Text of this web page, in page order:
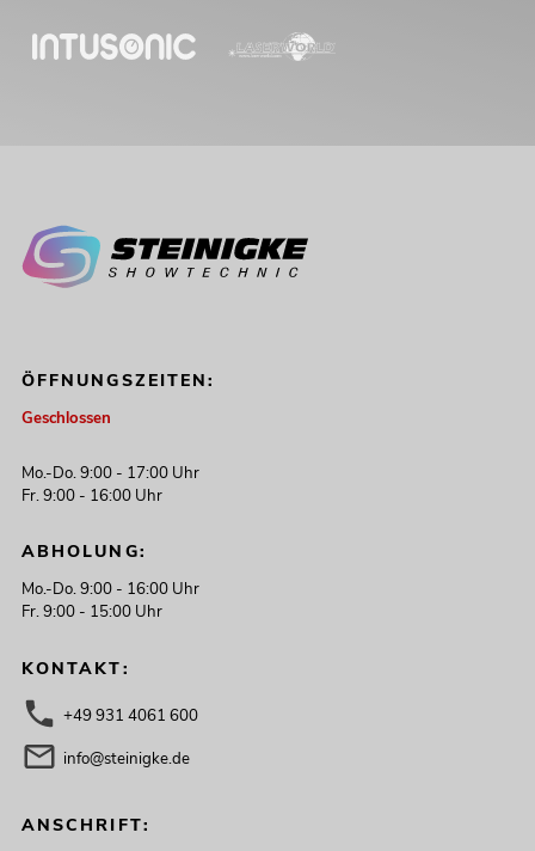
ÖFFNUNGSZEITEN:
Geschlossen
Mo.-Do. 9:00 - 17:00 Uhr
Fr. 9:00 - 16:00 Uhr
ABHOLUNG:
Mo.-Do. 9:00 - 16:00 Uhr
Fr. 9:00 - 15:00 Uhr
KONTAKT:
+49 931 4061 600
info@steinigke.de
ANSCHRIFT: